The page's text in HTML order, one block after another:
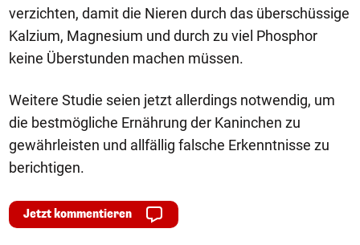
verzichten, damit die Nieren durch das überschüssige
Kalzium, Magnesium und durch zu viel Phosphor
keine Überstunden machen müssen.
Weitere Studie seien jetzt allerdings notwendig, um
die bestmögliche Ernährung der Kaninchen zu
gewährleisten und allfällig falsche Erkenntnisse zu
berichtigen.
Jetzt kommentieren